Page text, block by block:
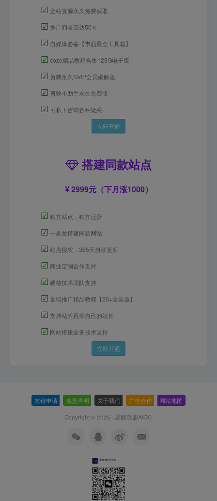
☑ 全站资源永久免费获取
☑ 推广佣金高达50％
☑ 自媒体必备【市面最全工具箱】
☑ coze精品教程合集123G电子版
☑ 剪映永久SVIP会员破解版
☑ 剪映小助手永久免费版
☑ 可私下咨询各种疑惑
立即开通
搭建同款站点
2999元（下月涨1000）
☑ 独立站点，独立运营
☑ 一条龙搭建同款网站
☑ 站点授权，365天自动更新
☑ 商业定制合作支持
☑ 硬核技术团队支持
☑ 全域推广精品教程【20+全渠道】
☑ 支持站长再招自己的站长
☑ 网站搭建业务技术支持
立即开通
友链申请 免责声明 关于我们 广告合作 网站地图
Copyright © 2025 · 星舰联盟AIGC